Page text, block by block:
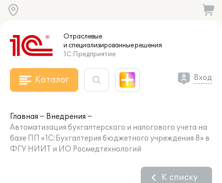
Отраслевые
и специализированныерешения
1С:Предприятие
Каталог Вход
Главная
Внедрения
Автоматизация бухгалтерского и налогового учета на
базе ПП «1С:Бухгалтерия бюджетного учреждения 8» в
ФГУ НИИТ и ИО Росмедтехнологий
К списку